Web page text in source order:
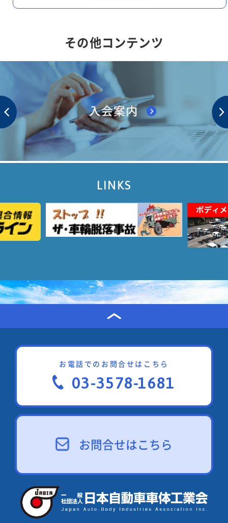
その他コンテンツ
LINKS
お電話でのお問合せはこちら
03-3578-1681
お問合せはこちら